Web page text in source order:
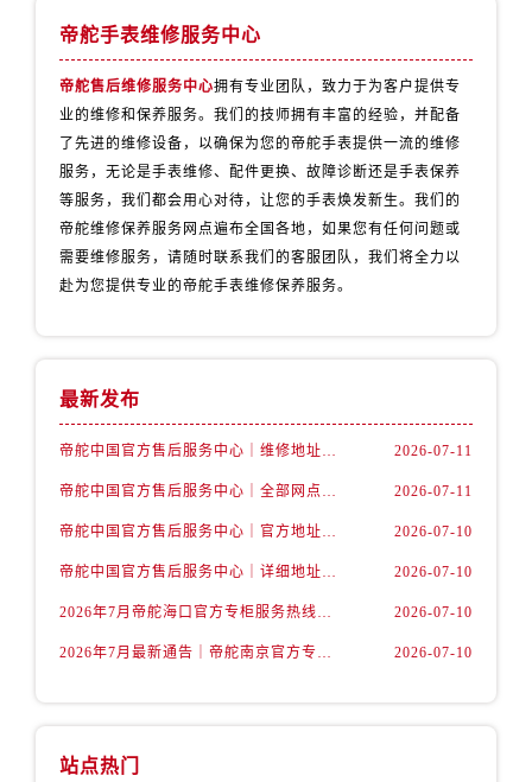
帝舵手表维修服务中心
帝舵售后维修服务中心拥有专业团队，致力于为客户提供专
业的维修和保养服务。我们的技师拥有丰富的经验，并配备
了先进的维修设备，以确保为您的帝舵手表提供一流的维修
服务，无论是手表维修、配件更换、故障诊断还是手表保养
等服务，我们都会用心对待，让您的手表焕发新生。我们的
帝舵维修保养服务网点遍布全国各地，如果您有任何问题或
需要维修服务，请随时联系我们的客服团队，我们将全力以
赴为您提供专业的帝舵手表维修保养服务。
最新发布
帝舵中国官方售后服务中心｜维修地址及售后服务热线权威信息声明（2026年7月最新） 2026-07-11
帝舵中国官方售后服务中心｜全部网点地址及电话权威信息通告（2026年7月最新） 2026-07-11
帝舵中国官方售后服务中心｜官方地址与客服热线权威信息声明（2026年7月最新） 2026-07-10
帝舵中国官方售后服务中心｜详细地址与24小时客服电话权威信息声明（2026年7月最新） 2026-07-10
2026年7月帝舵海口官方专柜服务热线大全+客户咨询通道公开 2026-07-10
2026年7月最新通告｜帝舵南京官方专柜服务热线一键获取攻略 2026-07-10
站点热门